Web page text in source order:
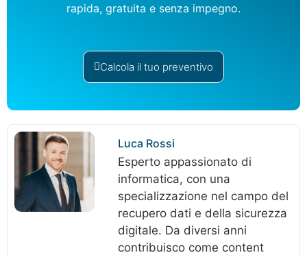
rapida, gratuita e senza impegno.
Calcola il tuo preventivo
Luca Rossi
Esperto appassionato di
informatica, con una
specializzazione nel campo del
recupero dati e della sicurezza
digitale. Da diversi anni
contribuisco come content